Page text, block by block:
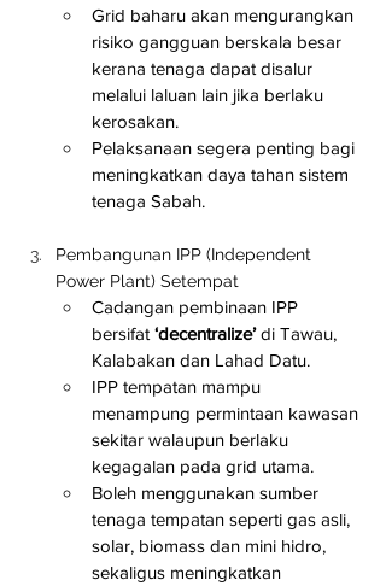
Grid baharu akan mengurangkan
risiko gangguan berskala besar
kerana tenaga dapat disalur
melalui laluan lain jika berlaku
kerosakan.
Pelaksanaan segera penting bagi
meningkatkan daya tahan sistem
tenaga Sabah.
Pembangunan IPP (Independent
Power Plant) Setempat
Cadangan pembinaan IPP
bersifat ‘decentralize’ di Tawau,
Kalabakan dan Lahad Datu.
IPP tempatan mampu
menampung permintaan kawasan
sekitar walaupun berlaku
kegagalan pada grid utama.
Boleh menggunakan sumber
tenaga tempatan seperti gas asli,
solar, biomass dan mini hidro,
sekaligus meningkatkan